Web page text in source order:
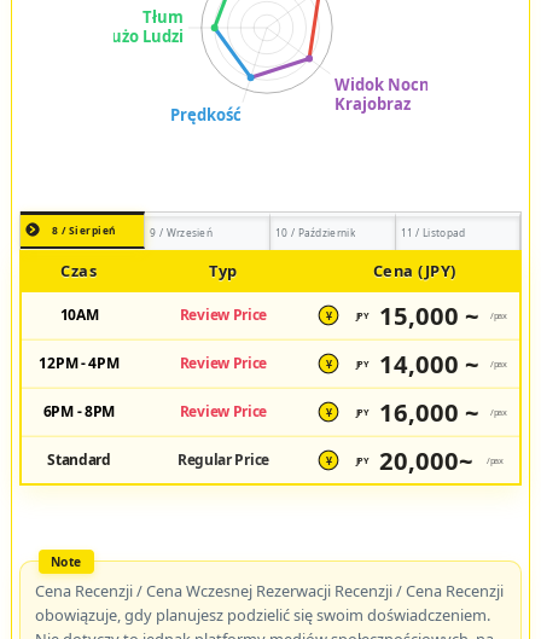
8 / Sierpień 9 / Wrzesień 10 / Październik 11 / Listopad
Czas Typ Cena (JPY)
10AM Review Price ¥ JPY 15,000 ~ /pax
12PM - 4PM Review Price ¥ JPY 14,000 ~ /pax
6PM - 8PM Review Price ¥ JPY 16,000 ~ /pax
Standard Regular Price ¥ JPY 20,000~ /pax
Cena Recenzji / Cena Wczesnej Rezerwacji Recenzji / Cena Recenzji
obowiązuje, gdy planujesz podzielić się swoim doświadczeniem.